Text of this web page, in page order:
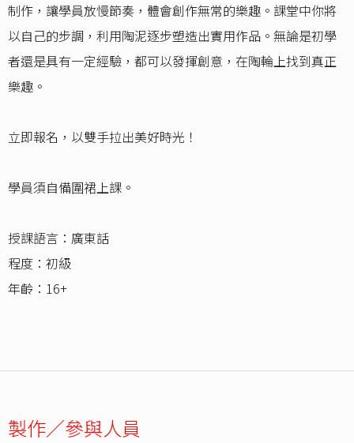
制作，讓學員放慢節奏，體會創作無常的樂趣。課堂中你將
以自己的步調，利用陶泥逐步塑造出實用作品。無論是初學
者還是具有一定經驗，都可以發揮創意，在陶輪上找到真正
樂趣。
立即報名，以雙手拉出美好時光！
學員須自備圍裙上課。
授課語言：廣東話
程度：初級
年齡：16+
製作／參與人員